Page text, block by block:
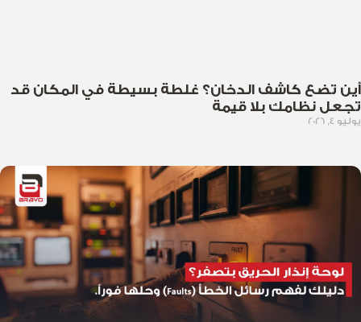
أين تضع كاشف الدخان؟ غلطة بسيطة في المكان قد
تجعل نظامك بلا قيمة
يوليو 4, 2026